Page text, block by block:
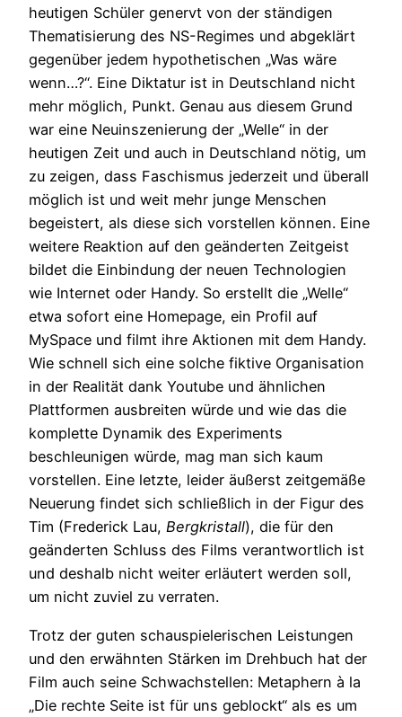
heutigen Schüler genervt von der ständigen
Thematisierung des NS-Regimes und abgeklärt
gegenüber jedem hypothetischen „Was wäre
wenn…?“. Eine Diktatur ist in Deutschland nicht
mehr möglich, Punkt. Genau aus diesem Grund
war eine Neuinszenierung der „Welle“ in der
heutigen Zeit und auch in Deutschland nötig, um
zu zeigen, dass Faschismus jederzeit und überall
möglich ist und weit mehr junge Menschen
begeistert, als diese sich vorstellen können. Eine
weitere Reaktion auf den geänderten Zeitgeist
bildet die Einbindung der neuen Technologien
wie Internet oder Handy. So erstellt die „Welle“
etwa sofort eine Homepage, ein Profil auf
MySpace und filmt ihre Aktionen mit dem Handy.
Wie schnell sich eine solche fiktive Organisation
in der Realität dank Youtube und ähnlichen
Plattformen ausbreiten würde und wie das die
komplette Dynamik des Experiments
beschleunigen würde, mag man sich kaum
vorstellen. Eine letzte, leider äußerst zeitgemäße
Neuerung findet sich schließlich in der Figur des
Tim (Frederick Lau, Bergkristall), die für den
geänderten Schluss des Films verantwortlich ist
und deshalb nicht weiter erläutert werden soll,
um nicht zuviel zu verraten.
Trotz der guten schauspielerischen Leistungen
und den erwähnten Stärken im Drehbuch hat der
Film auch seine Schwachstellen: Metaphern à la
„Die rechte Seite ist für uns geblockt“ als es um